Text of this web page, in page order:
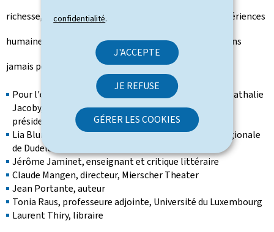
confidentialité.
J'ACCEPTE
JE REFUSE
GÉRER LES COOKIES
richesse, qui sait rendre compte de la diversité des expériences
humaines dans une remarquable variété stylistique, sans
jamais perdre de vue le plaisir de ses lecteurs."
Pour l'édition 2026 du Prix, le jury était composé de Nathalie
Jacoby, directrice du Centre national de littérature,
présidente du jury
Lia Blum, cheffe de service, Bibliothèque publique régionale
de Dudelange
Jérôme Jaminet, enseignant et critique littéraire
Claude Mangen, directeur, Mierscher Theater
Jean Portante, auteur
Tonia Raus, professeure adjointe, Université du Luxembourg
Laurent Thiry, libraire